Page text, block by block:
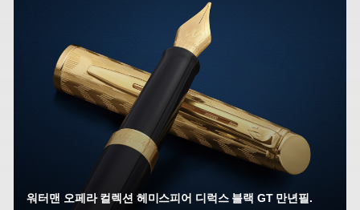
워터맨 오페라 컬렉션 헤미스피어 디럭스 블랙 GT 만년필.